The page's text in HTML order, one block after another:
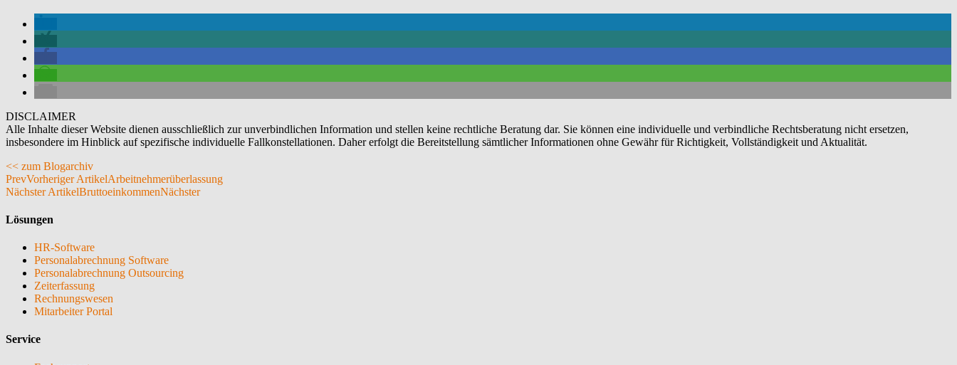
DISCLAIMER
Alle Inhalte dieser Website dienen ausschließlich zur unverbindlichen Information und stellen keine rechtliche Beratung dar. Sie können eine individuelle und verbindliche Rechtsberatung nicht ersetzen,
insbesondere im Hinblick auf spezifische individuelle Fallkonstellationen. Daher erfolgt die Bereitstellung sämtlicher Informationen ohne Gewähr für Richtigkeit, Vollständigkeit und Aktualität.
<< zum Blogarchiv
PrevVorheriger ArtikelArbeitnehmerüberlassung
Nächster ArtikelBruttoeinkommenNächster
Lösungen
HR-Software
Personalabrechnung Software
Personalabrechnung Outsourcing
Zeiterfassung
Rechnungswesen
Mitarbeiter Portal
Service